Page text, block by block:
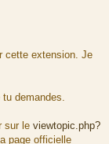
cette extension. Je
demandes.
sur le viewtopic.php?
page officielle